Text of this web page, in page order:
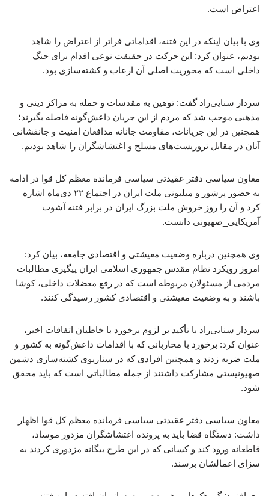
اعتراض است.
وی با بیان اینکه در این فتنه، اقداماتی فراتر از اعتراض را شاهد
بودیم، عنوان کرد: این حرکت در حقیقت نوعی اقدام برای جنگ
داخلی است که محوریت اصلی آن ارعاب و کشته‌سازی بود.
سردار سنایی‌راد گفت: توهین به مقدسات و حمله به مراکز دینی و
مذهبی موجب شد که مردم از این جریان داعش‌گونه فاصله بگیرند؛
همچنین در این جریانات، مقاومت جانانه مدافعان امنیت و جانفشانی
آنان در مقابل تروریست‌های مسلح و اغتشاشگران را شاهد بودیم.
معاون سیاسی دفتر عقیدتی سیاسی فرمانده معظم کل قوا در ادامه
به حضور پرشور و میلیونی ملت ایران در اجتماع ۲۲ دی‌ماه اشاره
کرد و آن را روز خروش ملت بزرگ ایران در برابر فتنه آشوب
آمریکایی_صهیونی دانست.
وی همچنین درباره وضعیت معیشتی و اقتصادی جامعه، بیان کرد:
امروز رویکرد نظام مقدس جمهوری اسلامی ایران پیگیری مطالبات
مردمی از مسئولان مربوطه است که در رفع معضلات داخلی، کوشا
باشند و به وضعیت معیشتی و اقتصادی کشور رسیدگی کنند.
سردار سنایی‌راد با تأکید بر لزوم برخورد با خاطیان اتفاقات اخیر،
عنوان کرد: برخورد با محاربانی که با اقدامات داعش‌گونه به کشور و
ملت ضربه زدند و همچنین افرادی که در سناریوی کشته‌سازی دشمن
صهیونیستی مشارکت داشتند از جمله مطالباتی است که باید محقق
شود.
معاون سیاسی دفتر عقیدتی سیاسی فرمانده معظم کل قوا اظهار
داشت: دستگاه قضا باید به پرونده اغتشاشگران مزدور موساد،
قاطعانه ورود کند و کسانی که در این طرح بیگانه مزدوری کردند به
سزای اعمالشان برسند.